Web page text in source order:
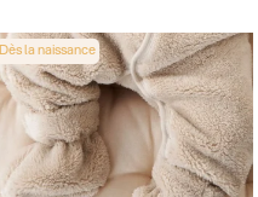
Dès la naissance